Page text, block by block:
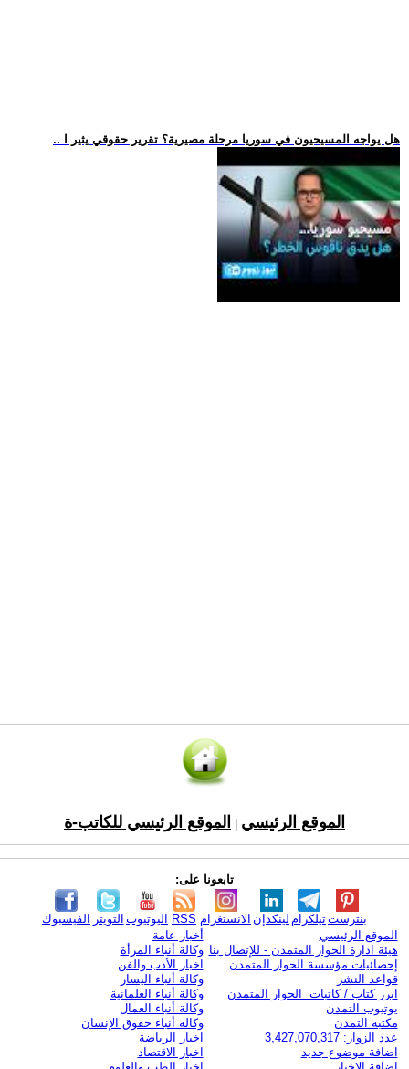
.. هل يواجه المسيحيون في سوريا مرحلة مصيرية؟ تقرير حقوقي يثير ا
الموقع الرئيسي الموقع الرئيسي للكاتب-ة
تابعونا على:
الفيسبوك التويتر اليوتيوب RSS الانستغرام لينكدإن تيلكرامبنترست
الموقع الرئيسي
هيئة ادارة الحوار المتمدن - للإتصال بنا
إحصائيات مؤسسة الحوار المتمدن
قواعد النشر
ابرز كتاب / كاتبات الحوار المتمدن
يوتيوب التمدن
مكتبة التمدن
عدد الزوار: 3,427,070,317
اضافة موضوع جديد
أخبار عامة
وكالة أنباء المرأة
اخبار الأدب والفن
وكالة أنباء اليسار
وكالة أنباء العلمانية
وكالة أنباء العمال
وكالة أنباء حقوق الإنسان
اخبار الرياضة
اخبار الاقتصاد